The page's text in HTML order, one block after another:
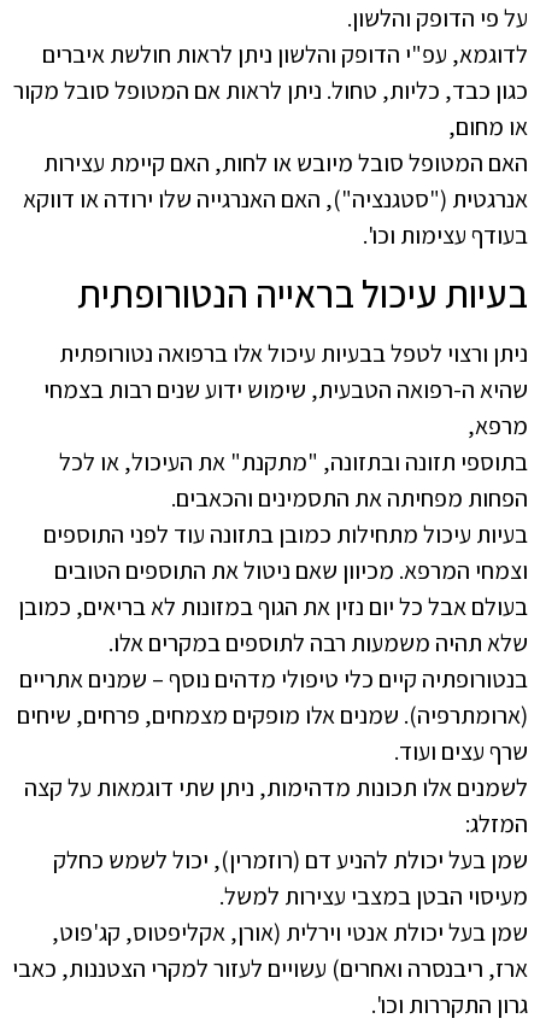
על פי הדופק והלשון.
לדוגמא, עפ"י הדופק והלשון ניתן לראות חולשת איברים
כגון כבד, כליות, טחול. ניתן לראות אם המטופל סובל מקור
או מחום,
האם המטופל סובל מיובש או לחות, האם קיימת עצירות
אנרגטית ("סטגנציה"), האם האנרגייה שלו ירודה או דווקא
בעודף עצימות וכו'.
בעיות עיכול בראייה הנטורופתית
ניתן ורצוי לטפל בבעיות עיכול אלו ברפואה נטורופתית
שהיא ה-רפואה הטבעית, שימוש ידוע שנים רבות בצמחי
מרפא,
בתוספי תזונה ובתזונה, "מתקנת" את העיכול, או לכל
הפחות מפחיתה את התסמינים והכאבים.
בעיות עיכול מתחילות כמובן בתזונה עוד לפני התוספים
וצמחי המרפא. מכיוון שאם ניטול את התוספים הטובים
בעולם אבל כל יום נזין את הגוף במזונות לא בריאים, כמובן
שלא תהיה משמעות רבה לתוספים במקרים אלו.
בנטורופתיה קיים כלי טיפולי מדהים נוסף – שמנים אתריים
(ארומתרפיה). שמנים אלו מופקים מצמחים, פרחים, שיחים
שרף עצים ועוד.
לשמנים אלו תכונות מדהימות, ניתן שתי דוגמאות על קצה
המזלג:
שמן בעל יכולת להניע דם (רוזמרין), יכול לשמש כחלק
מעיסוי הבטן במצבי עצירות למשל.
שמן בעל יכולת אנטי וירלית (אורן, אקליפטוס, קג'פוט,
ארז, ריבנסרה ואחרים) עשויים לעזור למקרי הצטננות, כאבי
גרון התקררות וכו'.